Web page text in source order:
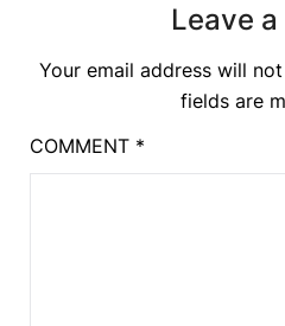
Leave a
Your email address will
fields are
COMMENT *